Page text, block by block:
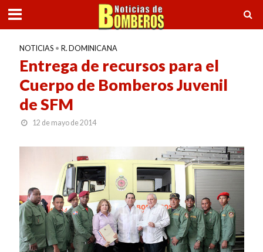
NOTICIAS • R. DOMINICANA
Entrega de recursos para el
Cuerpo de Bomberos Juvenil
de SFM
12 de mayo de 2014